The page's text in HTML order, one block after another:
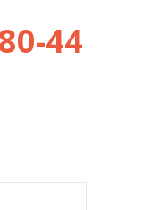
44